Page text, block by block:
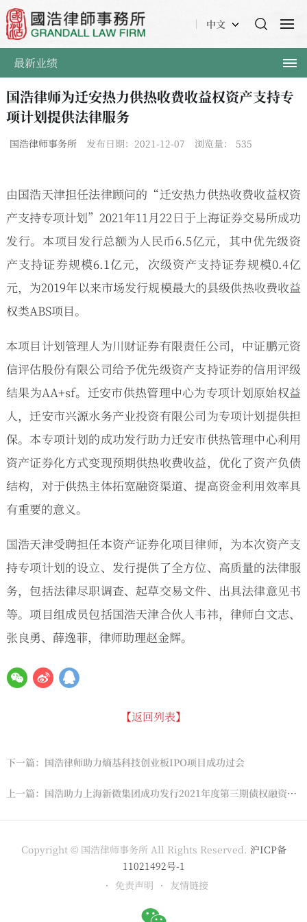
中文
最新业绩
国浩律师为迁安热力供热收费收益权资产支持专
项计划提供法律服务
国浩律师事务所 发布日期：2021-12-07 浏览量： 535
由国浩天津担任法律顾问的“迁安热力供热收费收益权资
产支持专项计划”2021年11月22日于上海证券交易所成功
发行。本项目发行总额为人民币6.5亿元，其中优先级资
产支持证券规模6.1亿元，次级资产支持证券规模0.4亿
元，为2019年以来市场发行规模最大的县级供热收费收益
权类ABS项目。
本项目计划管理人为川财证券有限责任公司，中证鹏元资
信评估股份有限公司给予优先级资产支持证券的信用评级
结果为AA+sf。迁安市供热管理中心为专项计划原始权益
人，迁安市兴源水务产业投资有限公司为专项计划提供担
保。本专项计划的成功发行助力迁安市供热管理中心利用
资产证券化方式变现预期供热收费收益，优化了资产负债
结构，对于供热主体拓宽融资渠道、提高资金利用效率具
有重要的意义。
国浩天津受聘担任本资产证券化项目律师，为本次资产支
持专项计划的设立、发行提供了全方位、高质量的法律服
务，包括法律尽职调查、起草交易文件、出具法律意见书
等。项目组成员包括国浩天津合伙人韦祎，律师白文志、
张良勇、薛逸菲，律师助理赵金辉。
【返回列表】
下一篇：国浩律师助力熵基科技创业板IPO项目成功过会
上一篇：国浩助力上海新微集团成功发行2021年度第三期债权融资计划
Copyright © 国浩律师事务所 All Rights Reserved. 沪ICP备
11021492号-1
免责声明
友情链接